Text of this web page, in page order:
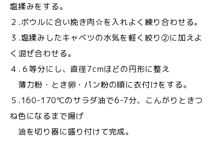
塩揉みをする。
２.ボウルに合い挽き肉☆を入れよく練り合わせる。
３.塩揉みしたキャベツの水気を軽く絞り②に加えよ
く混ぜ合わせる。
４.６等分にし、直径7cmほどの円形に整え
薄力粉・とき卵・パン粉の順に衣付けをする。
５.160-170℃のサラダ油で6-7分、こんがりときつ
ね色になるまで揚げ
油を切り器に盛り付けて完成。